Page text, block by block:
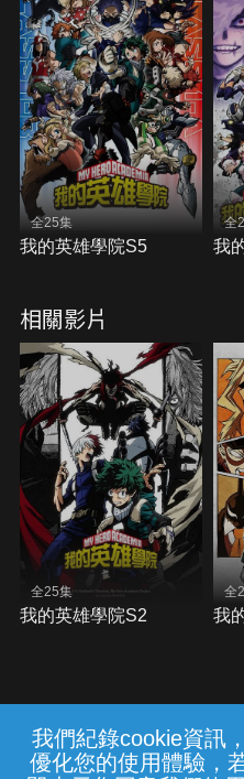
我們紀錄cookie資訊
優化您的使用體驗，
全25集
我的英雄學院S5
全
我
相關影片
全25集
我的英雄學院S2
全
我
常見問題 線上客服